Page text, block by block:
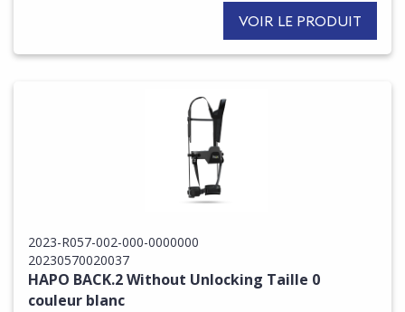
VOIR LE PRODUIT
2023-R057-002-000-0000000
20230570020037
HAPO BACK.2 Without Unlocking Taille 0
couleur blanc